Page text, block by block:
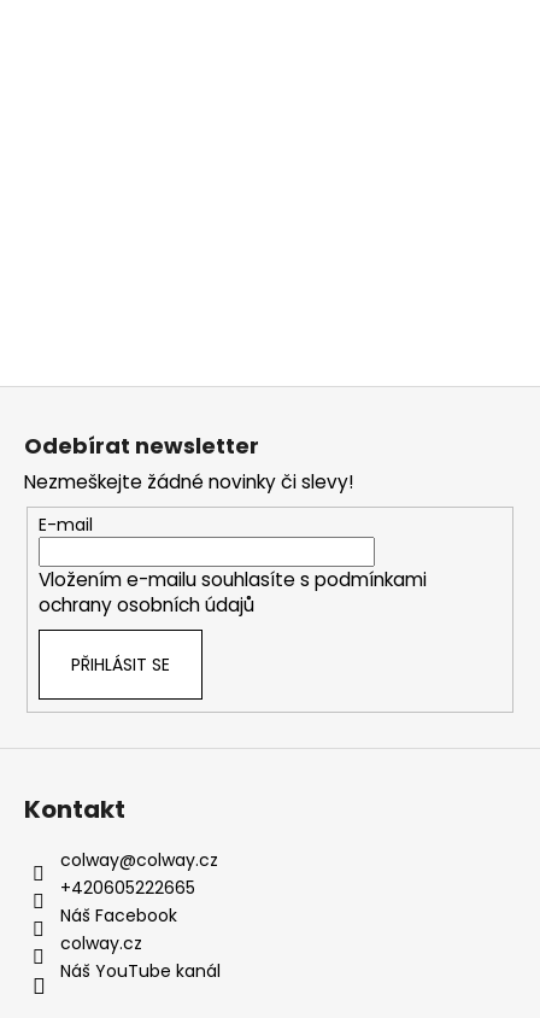
Odebírat newsletter
Nezmeškejte žádné novinky či slevy!
E-mail
Vložením e-mailu souhlasíte s podmínkami
ochrany osobních údajů
PŘIHLÁSIT SE
Kontakt
colway@colway.cz
+420605222665
Náš Facebook
colway.cz
Náš YouTube kanál